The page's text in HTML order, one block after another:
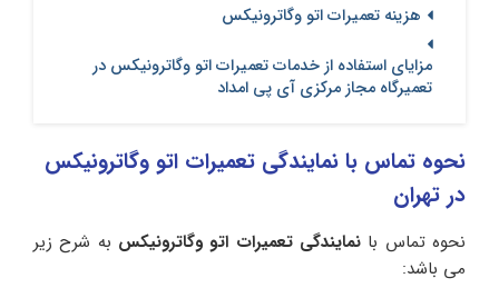
هزینه تعمیرات اتو وگاترونیکس
مزایای استفاده از خدمات تعمیرات اتو وگاترونیکس در
تعمیرگاه مجاز مرکزی آی پی امداد
نحوه تماس با نمایندگی تعمیرات اتو وگاترونیکس
در تهران
نحوه تماس با نمایندگی تعمیرات اتو وگاترونیکس به شرح زیر
می باشد: